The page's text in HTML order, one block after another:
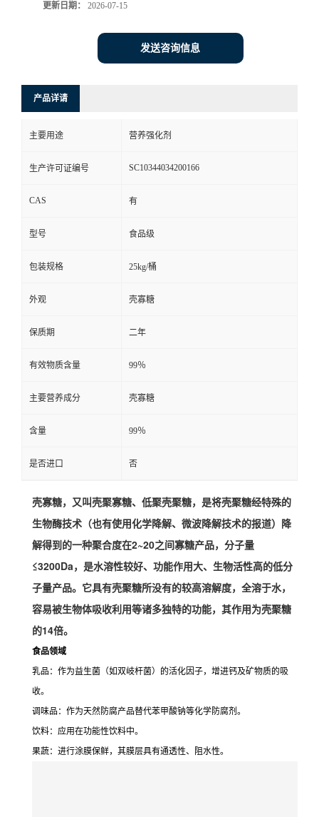
更新日期： 2026-07-15
发送咨询信息
产品详请
主要用途 营养强化剂
生产许可证编号 SC10344034200166
CAS 有
型号 食品级
包装规格 25kg/桶
外观 壳寡糖
保质期 二年
有效物质含量 99％
主要营养成分 壳寡糖
含量 99％
是否进口 否
壳寡糖，又叫壳聚寡糖、低聚壳聚糖，是将壳聚糖经特殊的
生物酶技术（也有使用化学降解、微波降解技术的报道）降
解得到的一种聚合度在2~20之间寡糖产品，分子量
≤3200Da，是水溶性较好、功能作用大、生物活性高的低分
子量产品。它具有壳聚糖所没有的较高溶解度，全溶于水，
容易被生物体吸收利用等诸多独特的功能，其作用为壳聚糖
的14倍。
食品领域
乳品：作为益生菌（如双岐杆菌）的活化因子，增进钙及矿物质的吸
收。
调味品：作为天然防腐产品替代苯甲酸钠等化学防腐剂。
饮料：应用在功能性饮料中。
果蔬：进行涂膜保鲜，其膜层具有通透性、阻水性。